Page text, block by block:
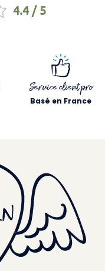
Service client pro
Basé en France
4.4 / 5